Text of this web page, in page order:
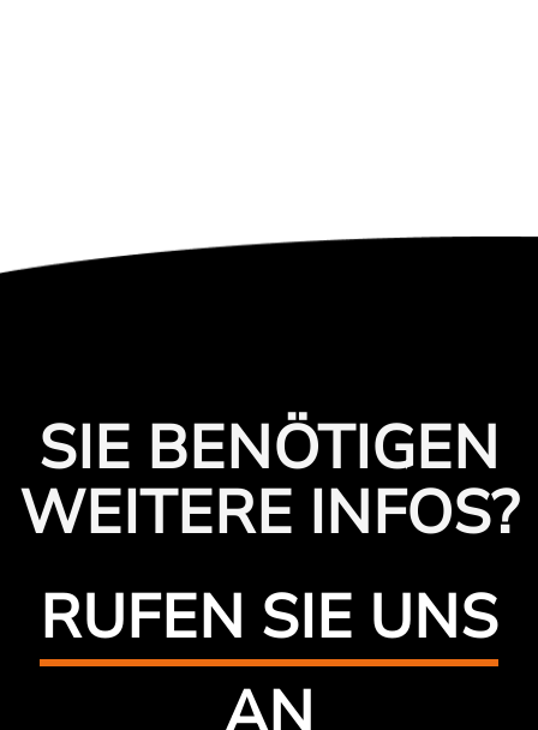
SIE BENÖTIGEN
WEITERE INFOS?
RUFEN SIE UNS